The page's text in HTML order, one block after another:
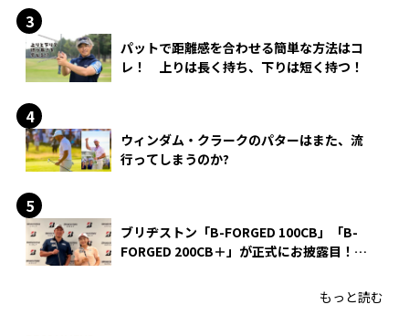
パットで距離感を合わせる簡単な方法はコ
レ！ 上りは長く持ち、下りは短く持つ！
ウィンダム・クラークのパターはまた、流
行ってしまうのか?
ブリヂストン「B-FORGED 100CB」「B-
FORGED 200CB＋」が正式にお披露目！
もっと読む